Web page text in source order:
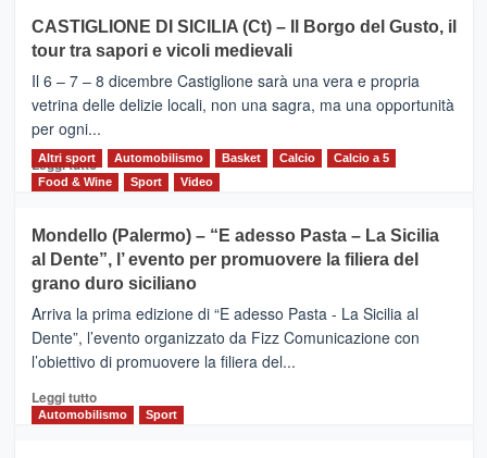
MOIO
ALCANTARA
–
Vivicittà,
alla
scoperta
del
territorio,
e
messaggi
di
CASTIGLIONE DI SICILIA (Ct) – Il Borgo del Gusto, il
tour tra sapori e vicoli medievali
Il 6 – 7 – 8 dicembre Castiglione sarà una vera e propria
vetrina delle delizie locali, non una sagra, ma una opportunità
per ogni...
Leggi tuttoLeggi
di
CASTIGLIONE
DI
SICILIA
(Ct)
–
Il
Borgo
Gusto,
il
Altri sport Automobilismo Basket Calcio
Calcio a 5
Food & Wine
Sport Video
Mondello (Palermo) – “E adesso Pasta – La Sicilia
al Dente”, l’ evento per promuovere la filiera del
grano duro siciliano
Arriva la prima edizione di “E adesso Pasta - La Sicilia al
Dente”, l’evento organizzato da Fizz Comunicazione con
l’obiettivo di promuovere la filiera del...
Leggi tuttoLeggi
di
Automobilismo Sport